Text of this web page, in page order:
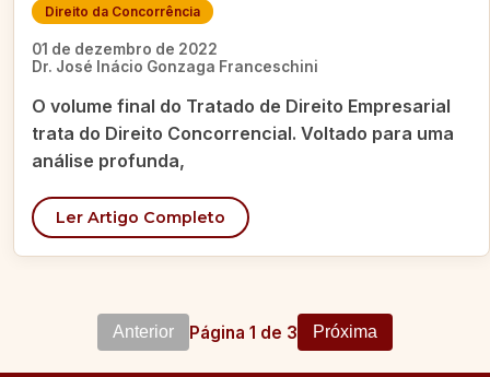
Direito da Concorrência
01 de dezembro de 2022
Dr. José Inácio Gonzaga Franceschini
O volume final do Tratado de Direito Empresarial
trata do Direito Concorrencial. Voltado para uma
análise profunda,
Ler Artigo Completo
Anterior Página 1 de 3 Próxima